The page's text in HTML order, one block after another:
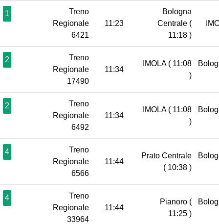
1
Treno
Regionale
6421
11:23
Bologna
Centrale (
11:18 )
2
Treno
Regionale
17490
11:34
IMOLA ( 11:08
)
2
Treno
Regionale
6492
11:34
IMOLA ( 11:08
)
4
Treno
Regionale
6566
11:44
Prato Centrale
( 10:38 )
4
Treno
Regionale
33964
11:44
Pianoro (
11:25 )